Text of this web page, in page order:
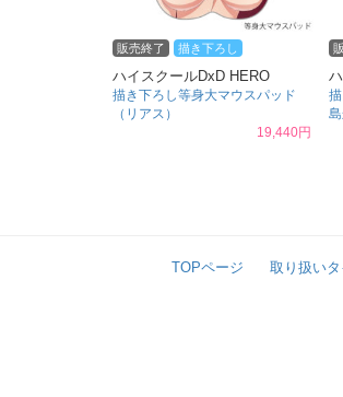
販売終了 描き下ろし
ハイスクールDxD HERO
描き下ろし等身大マウスパッド
（リアス）
19,440円
TOPページ 取り扱い